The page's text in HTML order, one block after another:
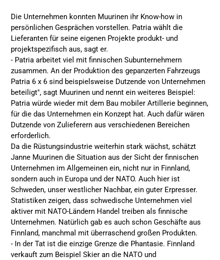
Die Unternehmen konnten Muurinen ihr Know-how in
persönlichen Gesprächen vorstellen. Patria wählt die
Lieferanten für seine eigenen Projekte produkt- und
projektspezifisch aus, sagt er.
- Patria arbeitet viel mit finnischen Subunternehmern
zusammen. An der Produktion des gepanzerten Fahrzeugs
Patria 6 x 6 sind beispielsweise Dutzende von Unternehmen
beteiligt", sagt Muurinen und nennt ein weiteres Beispiel:
Patria würde wieder mit dem Bau mobiler Artillerie beginnen,
für die das Unternehmen ein Konzept hat. Auch dafür wären
Dutzende von Zulieferern aus verschiedenen Bereichen
erforderlich.
Da die Rüstungsindustrie weiterhin stark wächst, schätzt
Janne Muurinen die Situation aus der Sicht der finnischen
Unternehmen im Allgemeinen ein, nicht nur in Finnland,
sondern auch in Europa und der NATO. Auch hier ist
Schweden, unser westlicher Nachbar, ein guter Erpresser.
Statistiken zeigen, dass schwedische Unternehmen viel
aktiver mit NATO-Ländern Handel treiben als finnische
Unternehmen. Natürlich gab es auch schon Geschäfte aus
Finnland, manchmal mit überraschend großen Produkten.
- In der Tat ist die einzige Grenze die Phantasie. Finnland
verkauft zum Beispiel Skier an die NATO und